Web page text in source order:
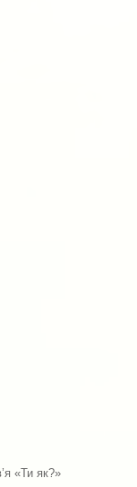
«Ти як?»